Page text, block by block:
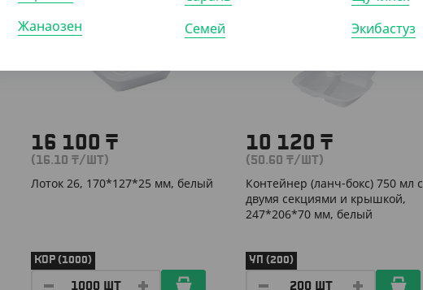
16 100 ₸
(16.10 ₸/ШТ)
Лоток 26, 170*127*25 мм, белый
КОР (1000)
10 120 ₸
(50.60 ₸/ШТ)
Контейнер (ланч-бокс) 750 мл с
двумя секциями и крышкой,
247*206*70 мм, белый
УП (200)
Жанаозен
Семей
Экибастуз